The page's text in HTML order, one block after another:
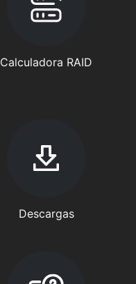
Calculadora RAID
Descargas